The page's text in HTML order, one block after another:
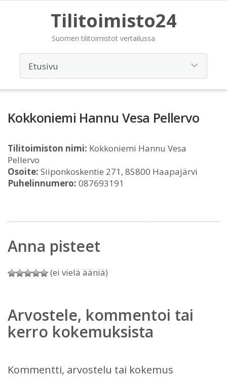
Tilitoimisto24
Suomen tilitoimistot vertailussa
Kokkoniemi Hannu Vesa Pellervo
Tilitoimiston nimi: Kokkoniemi Hannu Vesa
Pellervo
Osoite: Siiponkoskentie 271, 85800 Haapajärvi
Puhelinnumero: 087693191
Anna pisteet
(ei vielä ääniä)
Arvostele, kommentoi tai
kerro kokemuksista
Kommentti, arvostelu tai kokemus